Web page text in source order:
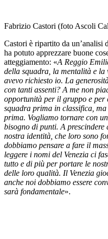
Fabrizio Castori (foto Ascoli
Castori è ripartito da un’analisi
ha potuto apprezzare buone
atteggiamento: «A Reggio
della squadra, la mentalità e
avevo richiesto io. La
con tanti assenti? A me non
opportunità per il gruppo e per
squadra prima in classifica,
prima. Vogliamo tornare con
bisogno di punti. A
nostra identità, che loro sono
dobbiamo pensare a fare il
leggere i nomi del Venezia ci
tutto e di più per portare le
delle loro qualità. Il Venezia
anche noi dobbiamo essere
sarà fondamentale».